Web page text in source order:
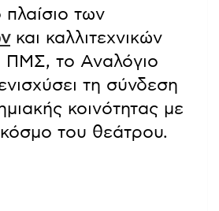
των
και καλλιτεχνικών
ΠΜΣ, το Αναλόγιο
τη σύνδεση
κοινότητας με
του θεάτρου.